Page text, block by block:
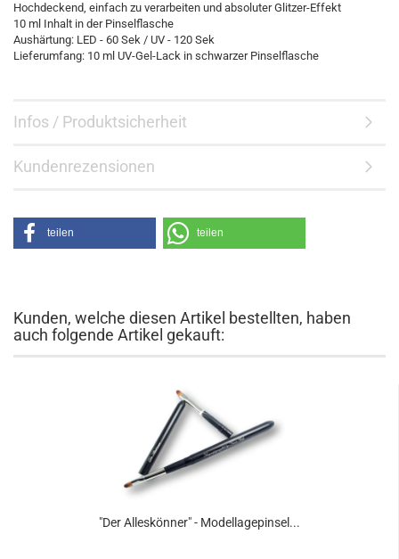
Hochdeckend, einfach zu verarbeiten und absoluter Glitzer-Effekt
10 ml Inhalt in der Pinselflasche
Aushärtung: LED - 60 Sek / UV - 120 Sek
Lieferumfang: 10 ml UV-Gel-Lack in schwarzer Pinselflasche
Infos / Produktsicherheit
Kundenrezensionen
teilen teilen
Kunden, welche diesen Artikel bestellten, haben
auch folgende Artikel gekauft:
"Der Alleskönner" - Modellagepinsel...